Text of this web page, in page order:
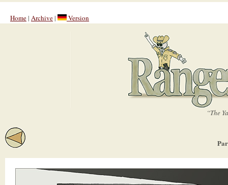
Home| Archive| Version
“The